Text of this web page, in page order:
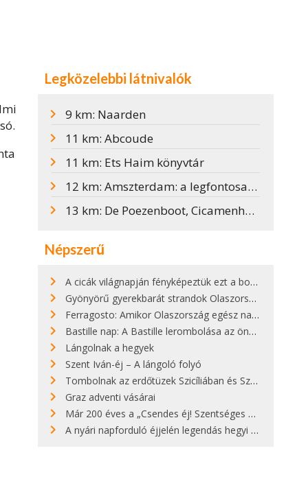
Legközelebbi látnivalók
9 km: Naarden
11 km: Abcoude
11 km: Ets Haim könyvtár
12 km: Amszterdam: a legfontosabb látnivalók és hasznos tudnivalók
13 km: De Poezenboot, Cicamenhely egy amszterdami csatornán
Népszerű
A cicák világnapján fényképeztük ezt a bokor alatt hűsölő cicát Kisorosziban
Gyönyörű gyerekbarát strandok Olaszországban - megmutatjuk a 15 legjobbat
Ferragosto: Amikor Olaszország egész nap nyaral
Bastille nap: A Bastille lerombolása az önkényuralom végét jelentette
Lángolnak a hegyek
Szent Iván-éj – A lángoló folyó
Tombolnak az erdőtüzek Szicíliában és Szardínián
Graz adventi vásárai
Már 200 éves a „Csendes éj! Szentséges éj!”
A nyári napforduló éjjelén legendás hegyi tüzek világítják meg Zugspitzét